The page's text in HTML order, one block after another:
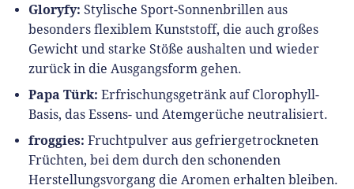
Gloryfy: Stylische Sport-Sonnenbrillen aus
besonders flexiblem Kunststoff, die auch großes
Gewicht und starke Stöße aushalten und wieder
zurück in die Ausgangsform gehen.
Papa Türk: Erfrischungsgetränk auf Clorophyll-
Basis, das Essens- und Atemgerüche neutralisiert.
froggies: Fruchtpulver aus gefriergetrockneten
Früchten, bei dem durch den schonenden
Herstellungsvorgang die Aromen erhalten bleiben.